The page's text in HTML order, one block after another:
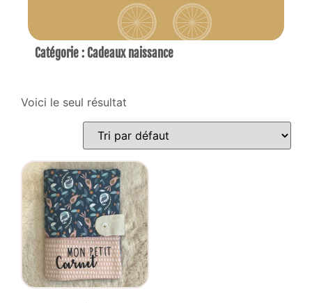
Catégorie : Cadeaux naissance
Voici le seul résultat